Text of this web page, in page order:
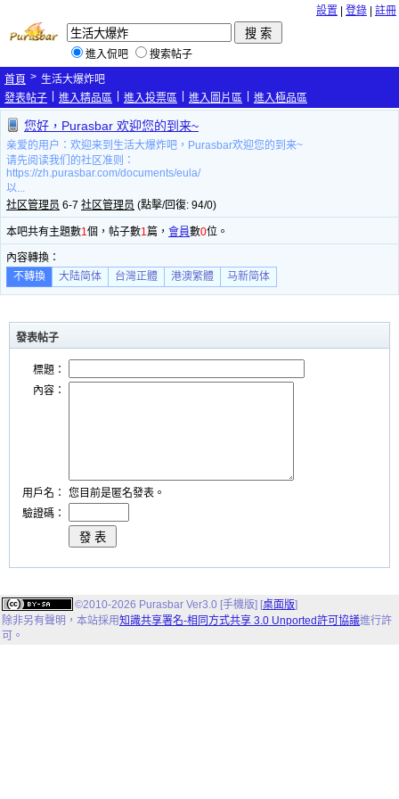
設置 登錄 註冊
進入侃吧
搜索帖子
首頁 > 生活大爆炸吧
發表帖子
進入精品區 進入投票區 進入圖片區 進入極品區
您好，Purasbar 欢迎您的到来~
亲爱的用户：欢迎来到生活大爆炸吧，Purasbar欢迎您的到来~
请先阅读我们的社区准则：
https://zh.purasbar.com/documents/eula/
以...
社区管理员 6-7 社区管理员 (點擊/回復: 94/0)
本吧共有主題數1個，帖子數1篇， 會員數0位。
內容轉換：
不轉換
大陆简体 台灣正體 港澳繁體 马新简体
發表帖子
標題：
內容：
用戶名：
您目前是匿名發表。
驗證碼：
©2010-2026 Purasbar Ver3.0 [手機版] [桌面版]
除非另有聲明， 本站採用知識共享署名-相同方式共享 3.0 Unported許可協議進行許
可。